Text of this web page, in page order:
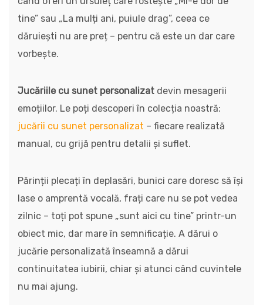
tine” sau „La mulți ani, puiule drag”, ceea ce
dăruiești nu are preț – pentru că este un dar care
vorbește.
Jucăriile cu sunet personalizat devin mesagerii
emoțiilor. Le poți descoperi în colecția noastră:
jucării cu sunet personalizat – fiecare realizată
manual, cu grijă pentru detalii și suflet.
Părinții plecați în deplasări, bunici care doresc să își
lase o amprentă vocală, frați care nu se pot vedea
zilnic – toți pot spune „sunt aici cu tine” printr-un
obiect mic, dar mare în semnificație. A dărui o
jucărie personalizată înseamnă a dărui
continuitatea iubirii, chiar și atunci când cuvintele
nu mai ajung.